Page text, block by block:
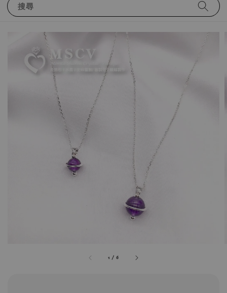
搜尋
1 /6